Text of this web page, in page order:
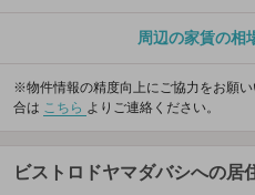
周辺の家賃の相
※物件情報の精度向上にご協力をお願
合は こちら よりご連絡ください。
ビストロドヤマダバシへの居